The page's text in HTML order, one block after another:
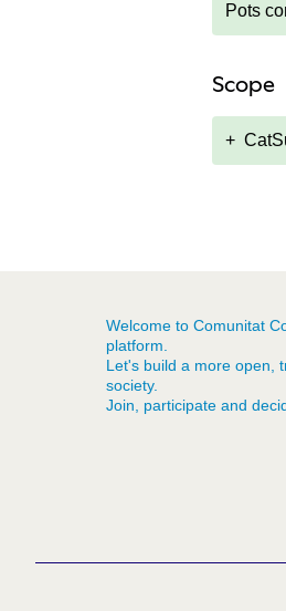
Pots
Scope
+
Welcome to Comunitat
platform.
Let's build a more open,
society.
Join, participate and